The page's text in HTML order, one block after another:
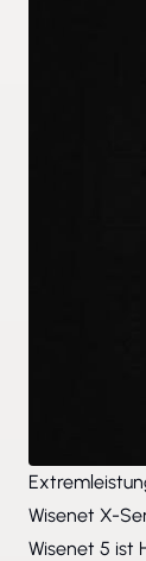
Wisenet X-
Wisenet 5 ist